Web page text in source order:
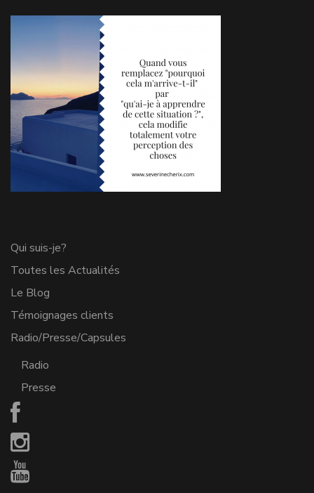
Qui suis-je?
Toutes les Actualités
Le Blog
Témoignages clients
Radio/Presse/Capsules
Radio
Presse